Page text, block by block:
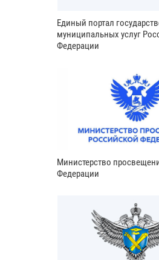
Единый портал
муниципальных услуг
Федерации
Министерство
Федерации